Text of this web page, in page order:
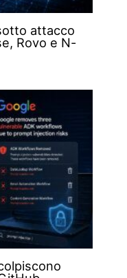
attacco
Rovo e N-